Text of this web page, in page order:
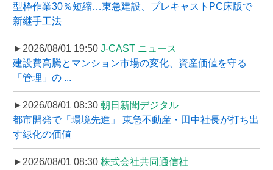
型枠作業30％短縮…東急建設、プレキャストPC床版で
新継手工法
►2026/08/01 19:50 J-CAST ニュース
建設費高騰とマンション市場の変化、資産価値を守る
「管理」の ...
►2026/08/01 08:30 朝日新聞デジタル
都市開発で「環境先進」 東急不動産・田中社長が打ち出
す緑化の価値
►2026/08/01 08:30 株式会社共同通信社